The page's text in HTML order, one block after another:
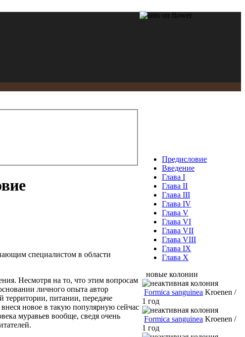
специалистом в области
Несмотря на то, что этим вопросам
личного опыта автор
территории, питании, передаче
новое в такую популярную сейчас
муравьев вообще, сведя очень
Предисловие
Введение
Глава I
Глава II
Глава III
Глава IV
Глава V
Глава VI
Глава VII
Глава VIII
Глава IX
Глава X
новые колонии
Formica sanguinea Kroenen /
1 год
Formica sanguinea Kroenen /
1 год